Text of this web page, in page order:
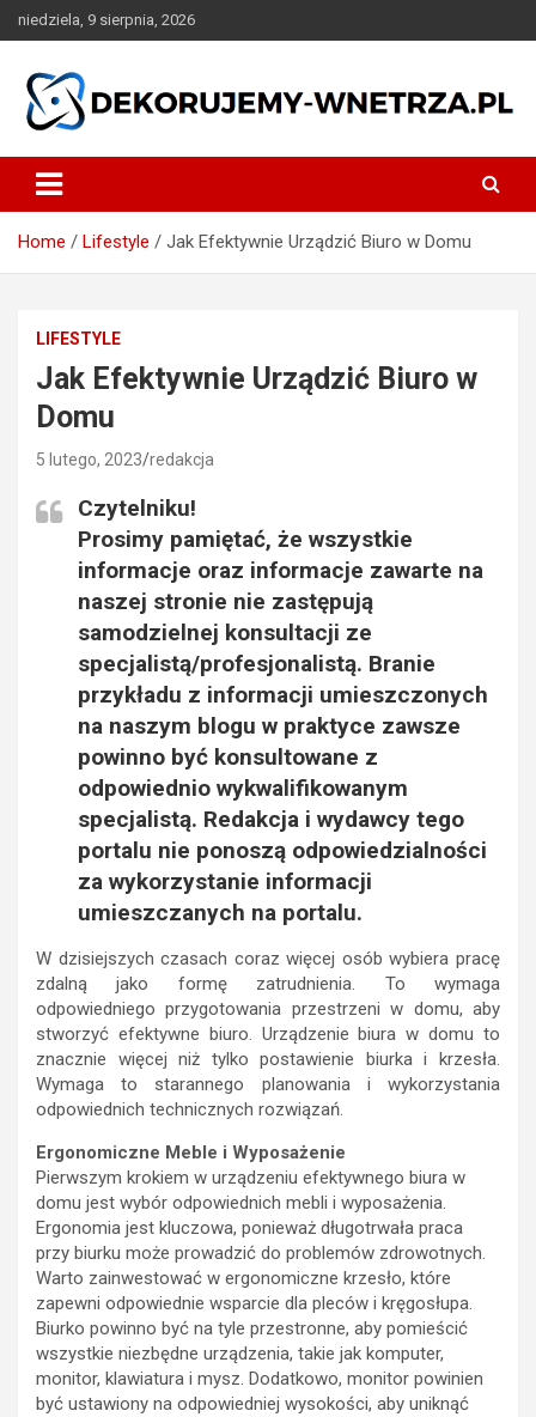
Skip
to
niedziela, 9 sierpnia, 2026
dekorujemy-wnetrza.pl
Home Lifestyle Jak Efektywnie Urządzić Biuro w Domu
LIFESTYLE
Jak Efektywnie Urządzić Biuro w
Domu
5 lutego, 2023 redakcja
Czytelniku!
Prosimy pamiętać, że wszystkie
informacje oraz informacje zawarte na
naszej stronie nie zastępują
samodzielnej konsultacji ze
specjalistą/profesjonalistą. Branie
przykładu z informacji umieszczonych
na naszym blogu w praktyce zawsze
powinno być konsultowane z
odpowiednio wykwalifikowanym
specjalistą. Redakcja i wydawcy tego
portalu nie ponoszą odpowiedzialności
za wykorzystanie informacji
umieszczanych na portalu.
W dzisiejszych czasach coraz więcej osób wybiera pracę
zdalną jako formę zatrudnienia. To wymaga
odpowiedniego przygotowania przestrzeni w domu, aby
stworzyć efektywne biuro. Urządzenie biura w domu to
znacznie więcej niż tylko postawienie biurka i krzesła.
Wymaga to starannego planowania i wykorzystania
odpowiednich technicznych rozwiązań.
Ergonomiczne Meble i Wyposażenie
Pierwszym krokiem w urządzeniu efektywnego biura w
domu jest wybór odpowiednich mebli i wyposażenia.
Ergonomia jest kluczowa, ponieważ długotrwała praca
przy biurku może prowadzić do problemów zdrowotnych.
Warto zainwestować w ergonomiczne krzesło, które
zapewni odpowiednie wsparcie dla pleców i kręgosłupa.
Biurko powinno być na tyle przestronne, aby pomieścić
wszystkie niezbędne urządzenia, takie jak komputer,
monitor, klawiatura i mysz. Dodatkowo, monitor powinien
być ustawiony na odpowiedniej wysokości, aby uniknąć